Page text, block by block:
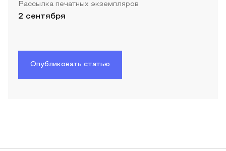
Рассылка печатных экземпляров
2 сентября
Опубликовать статью